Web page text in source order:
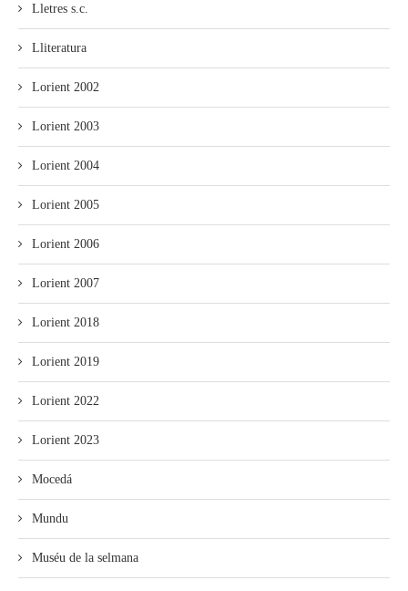
Lletres s.c.
Lliteratura
Lorient 2002
Lorient 2003
Lorient 2004
Lorient 2005
Lorient 2006
Lorient 2007
Lorient 2018
Lorient 2019
Lorient 2022
Lorient 2023
Mocedá
Mundu
Muséu de la selmana